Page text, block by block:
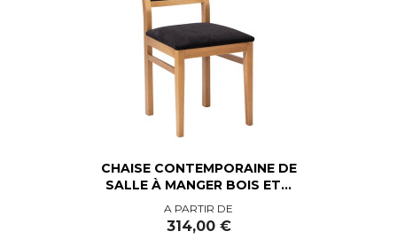
CHAISE CONTEMPORAINE DE
SALLE À MANGER BOIS ET...
Prix
A PARTIR DE
314,00 €